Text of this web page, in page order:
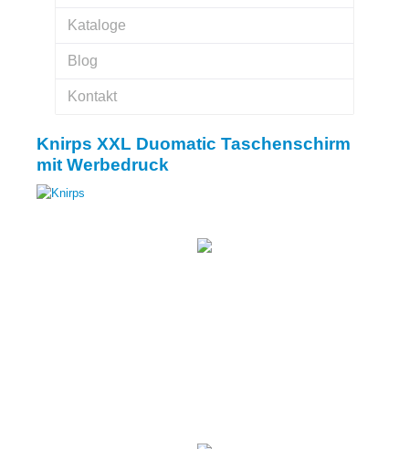
Kataloge
Blog
Kontakt
Knirps XXL Duomatic Taschenschirm
mit Werbedruck